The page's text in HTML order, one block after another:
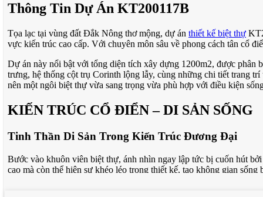
Thông Tin Dự Án KT200117B
Tọa lạc tại vùng đất Đắk Nông thơ mộng, dự án thiết kế biệt thự
vực kiến trúc cao cấp. Với chuyên môn sâu về phong cách tân cổ
Dự án này nổi bật với tổng diện tích xây dựng 1200m2, được phân
trưng, hệ thống cột trụ Corinth lộng lẫy, cùng những chi tiết trang
nên một ngôi biệt thự vừa sang trọng vừa phù hợp với điều kiện
KIẾN TRÚC CỔ ĐIỂN – DI SẢN SỐNG
Tinh Thần Di Sản Trong Kiến Trúc Đương Đại
Bước vào khuôn viên biệt thự, ánh nhìn ngay lập tức bị cuốn hút
cao mà còn thể hiện sự khéo léo trong thiết kế, tạo không gian